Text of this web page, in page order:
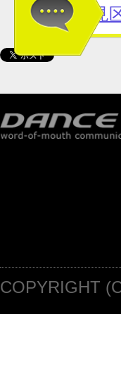
京都市伏見
COPYRIGHT